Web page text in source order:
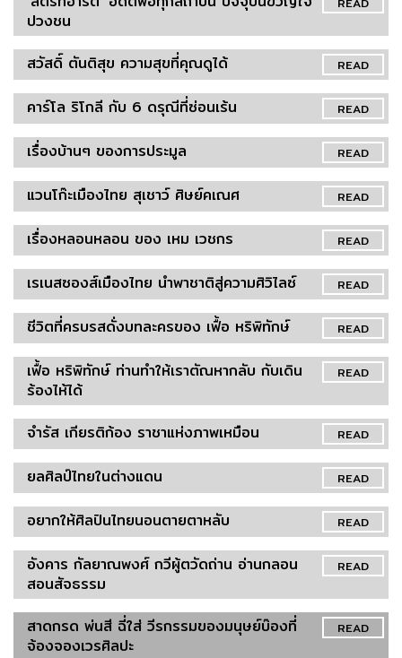
ปวงชน
READ
สวัสดิ์ ตันติสุข ความสุขที่คุณดูได้
READ
คาร์โล ริโกลี กับ 6 ดรุณีที่ซ่อนเร้น
READ
เรื่องบ้านๆ ของการประมูล
READ
แวนโก๊ะเมืองไทย สุเชาว์ ศิษย์คเณศ
READ
เรื่องหลอนหลอน ของ เหม เวชกร
READ
เรเนสซองส์เมืองไทย นำพาชาติสู่ความศิวิไลซ์
READ
ชีวิตที่ครบรสดั่งบทละครของ เฟื้อ หริพิทักษ์
READ
เฟื้อ หริพิทักษ์ ท่านทำให้เราตัณหากลับ กับเดิน
ร้องไห้ได้
READ
จำรัส เกียรติก้อง ราชาแห่งภาพเหมือน
READ
ยลศิลป์ไทยในต่างแดน
READ
อยากให้ศิลปินไทยนอนตายตาหลับ
READ
อังคาร กัลยาณพงศ์ กวีผู้ตวัดถ่าน อ่านกลอน
สอนสัจธรรม
READ
สาดกรด พ่นสี ฉี่ใส่ วีรกรรมของมนุษย์บ๊องที่
จ้องจองเวรศิลปะ